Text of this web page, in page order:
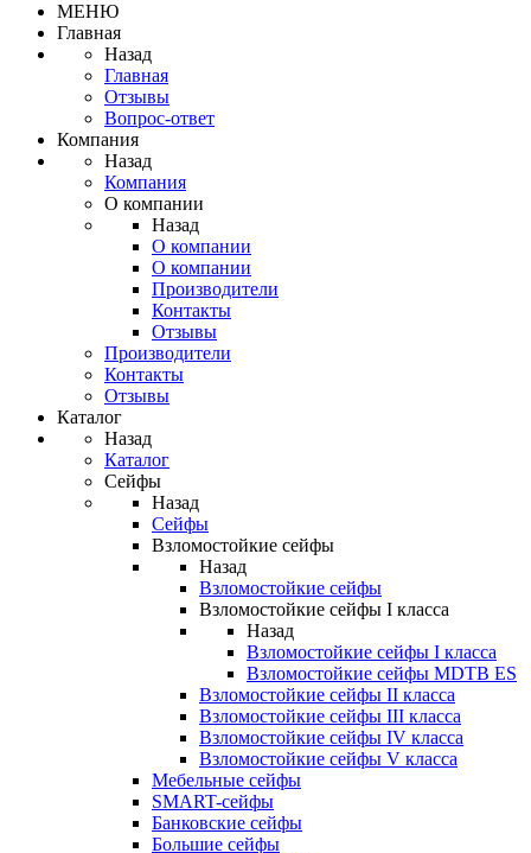
МЕНЮ
Главная
Назад
Главная
Отзывы
Вопрос-ответ
Компания
Назад
Компания
О компании
Назад
О компании
О компании
Производители
Контакты
Отзывы
Производители
Контакты
Отзывы
Каталог
Назад
Каталог
Сейфы
Назад
Сейфы
Взломостойкие сейфы
Назад
Взломостойкие сейфы
Взломостойкие сейфы I класса
Назад
Взломостойкие сейфы I класса
Взломостойкие сейфы MDTB ES
Взломостойкие сейфы II класса
Взломостойкие сейфы III класса
Взломостойкие сейфы IV класса
Взломостойкие сейфы V класса
Мебельные сейфы
SMART-сейфы
Банковские сейфы
Большие сейфы